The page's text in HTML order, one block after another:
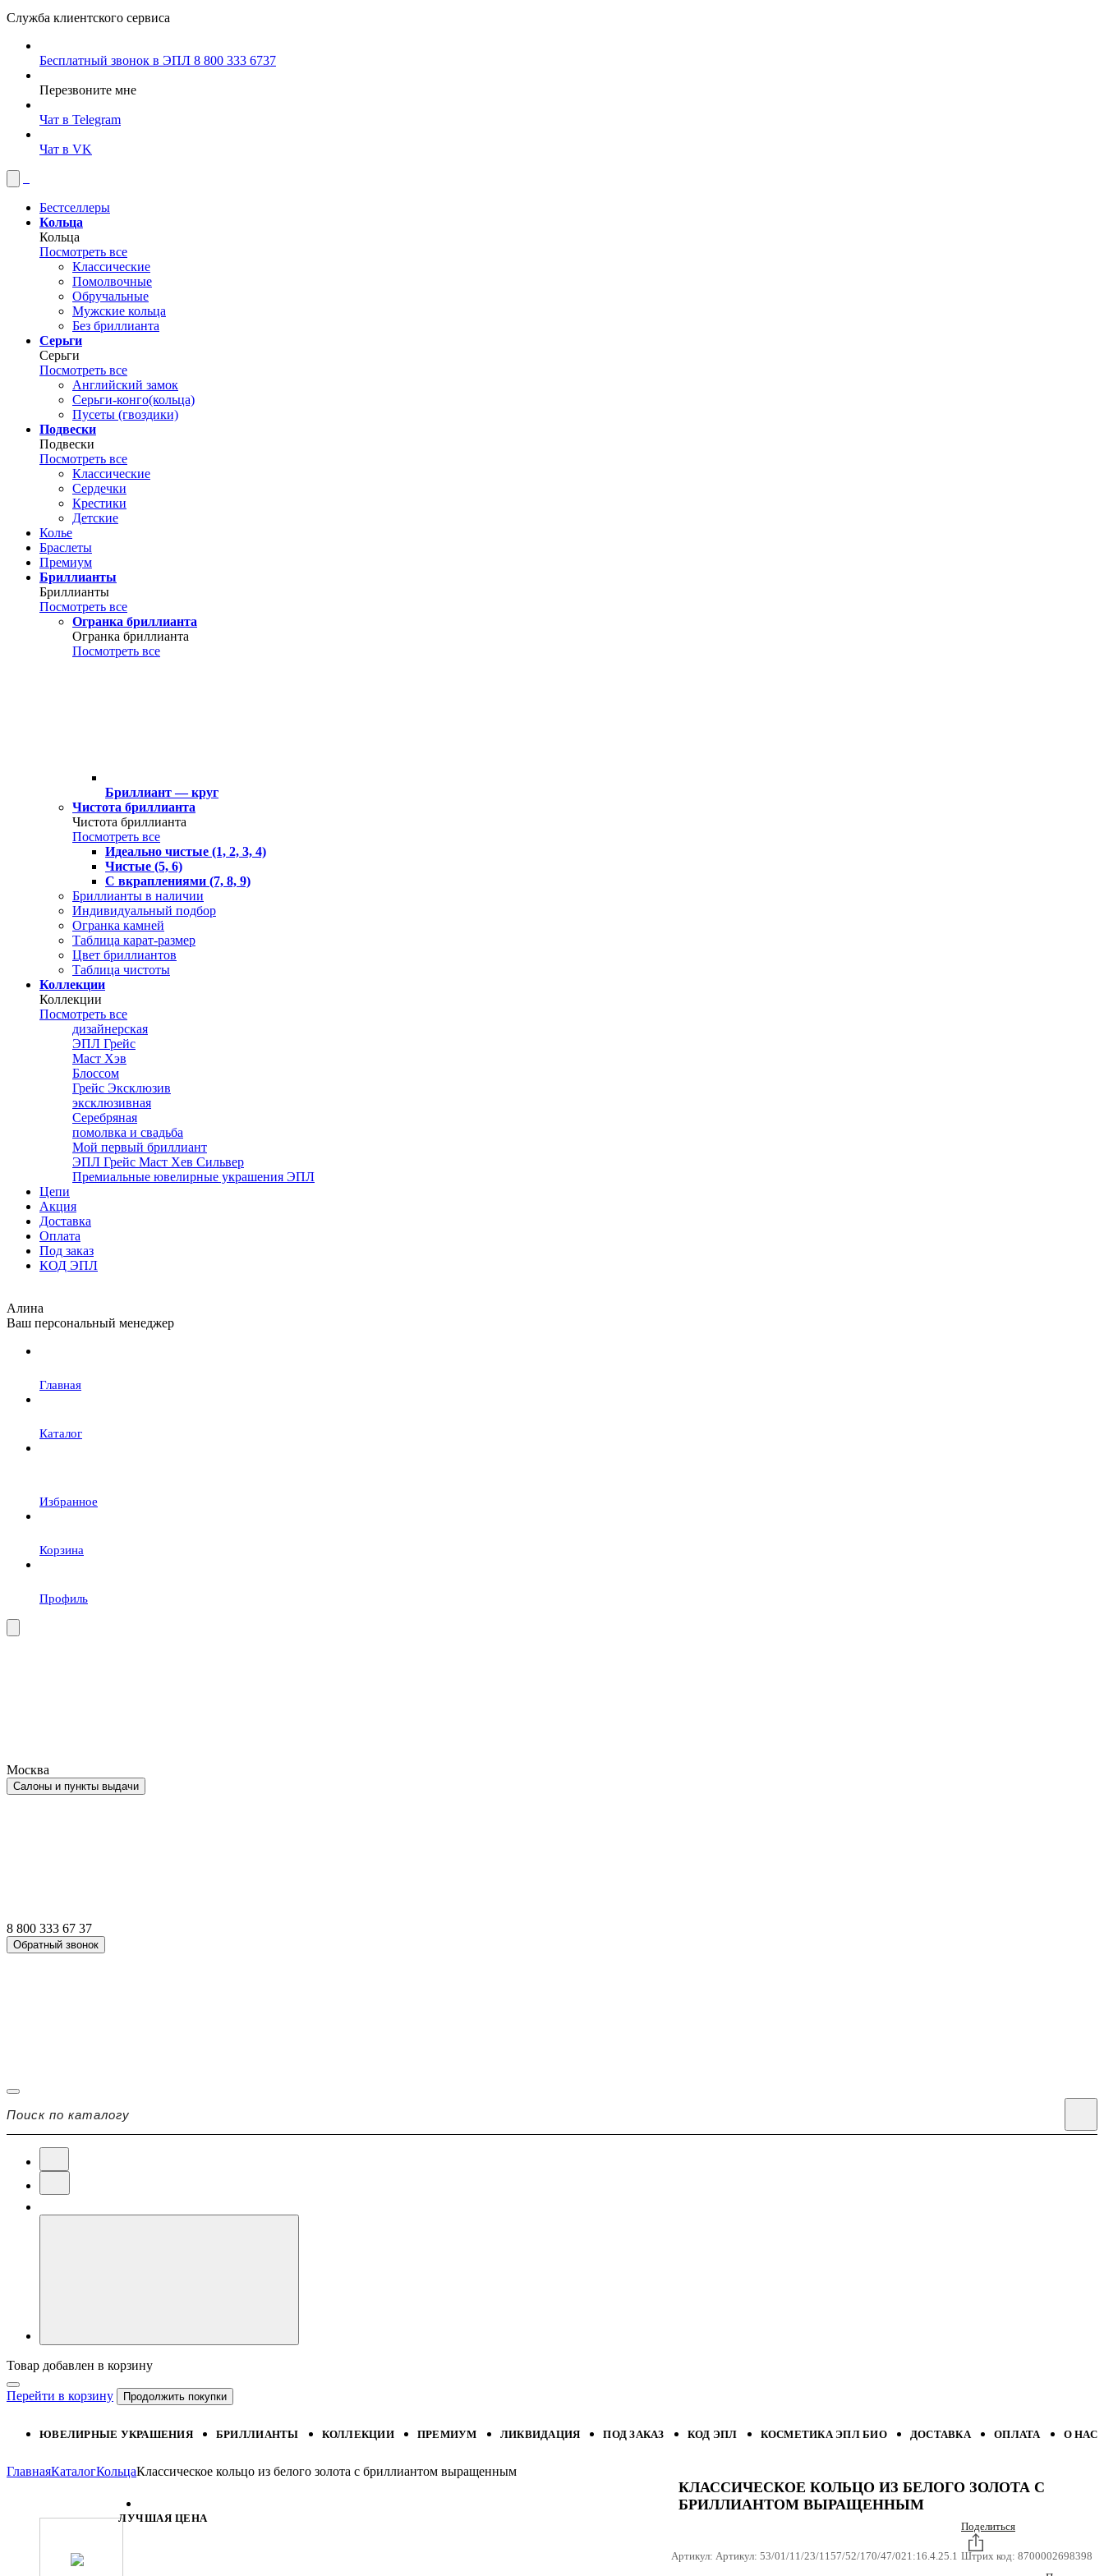
Служба клиентского сервиса
Бесплатный звонок в ЭПЛ 8 800 333 6737
Перезвоните мне
Чат в Telegram
Чат в VK
Бестселлеры
Кольца
Кольца
Посмотреть все
Классические
Помолвочные
Обручальные
Мужские кольца
Без бриллианта
Серьги
Серьги
Посмотреть все
Английский замок
Серьги-конго(кольца)
Пусеты (гвоздики)
Подвески
Подвески
Посмотреть все
Классические
Сердечки
Крестики
Детские
Колье
Браслеты
Премиум
Бриллианты
Бриллианты
Посмотреть все
Огранка бриллианта
Огранка бриллианта
Посмотреть все
Бриллиант — круг
Чистота бриллианта
Чистота бриллианта
Посмотреть все
Идеально чистые (1, 2, 3, 4)
Чистые (5, 6)
С вкраплениями (7, 8, 9)
Бриллианты в наличии
Индивидуальный подбор
Огранка камней
Таблица карат-размер
Цвет бриллиантов
Таблица чистоты
Коллекции
Коллекции
Посмотреть все
дизайнерская
ЭПЛ Грейс
Маст Хэв
Блоссом
Грейс Эксклюзив
эксклюзивная
Серебряная
помолвка и свадьба
Мой первый бриллиант
ЭПЛ Грейс Маст Хев Сильвер
Премиальные ювелирные украшения ЭПЛ
Цепи
Акция
Доставка
Оплата
Под заказ
КОД ЭПЛ
Алина
Ваш персональный менеджер
Главная
Каталог
Избранное
Корзина
Профиль
Москва
Салоны и пункты выдачи
8 800 333 67 37
Обратный звонок
Товар добавлен в корзину
Перейти в корзину Продолжить покупки
ЮВЕЛИРНЫЕ УКРАШЕНИЯ БРИЛЛИАНТЫ КОЛЛЕКЦИИ ПРЕМИУМ ЛИКВИДАЦИЯ ПОД ЗАКАЗ КОД ЭПЛ КОСМЕТИКА ЭПЛ БИО ДОСТАВКА ОПЛАТА О НАС
ГлавнаяКаталогКольцаКлассическое кольцо из белого золота с бриллиантом выращенным
ЛУЧШАЯ ЦЕНА
КЛАССИЧЕСКОЕ КОЛЬЦО ИЗ БЕЛОГО ЗОЛОТА С
БРИЛЛИАНТОМ ВЫРАЩЕННЫМ
Артикул: Артикул: 53/01/11/23/1157/52/170/47/021:16.4.25.1
Поделиться
Штрих код: 8700002698398